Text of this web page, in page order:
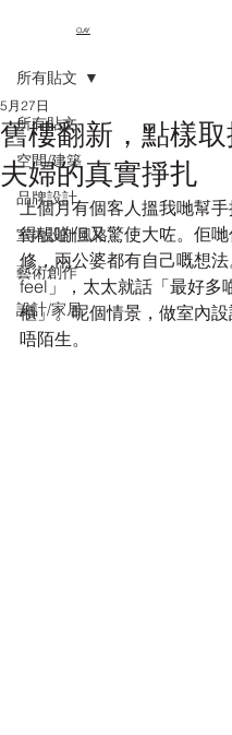
CLAY
所有貼文
空間/建築
品牌設計
室內設計風格
藝術創作
設計/家居
所有貼文
舊樓翻新，點樣
夫婦的真實掙扎
5月27日
上個月有個客人搵我哋幫
得靚啲但又驚使大咗。佢
修，兩公婆都有自己嘅想
feel」，太太就話「最好多
櫃」。呢個情景，做室內
唔陌生。